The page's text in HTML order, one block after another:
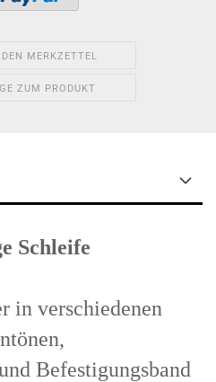
MERKZETTEL
ZUM PRODUKT
Schleife
in verschiedenen
Befestigungsband